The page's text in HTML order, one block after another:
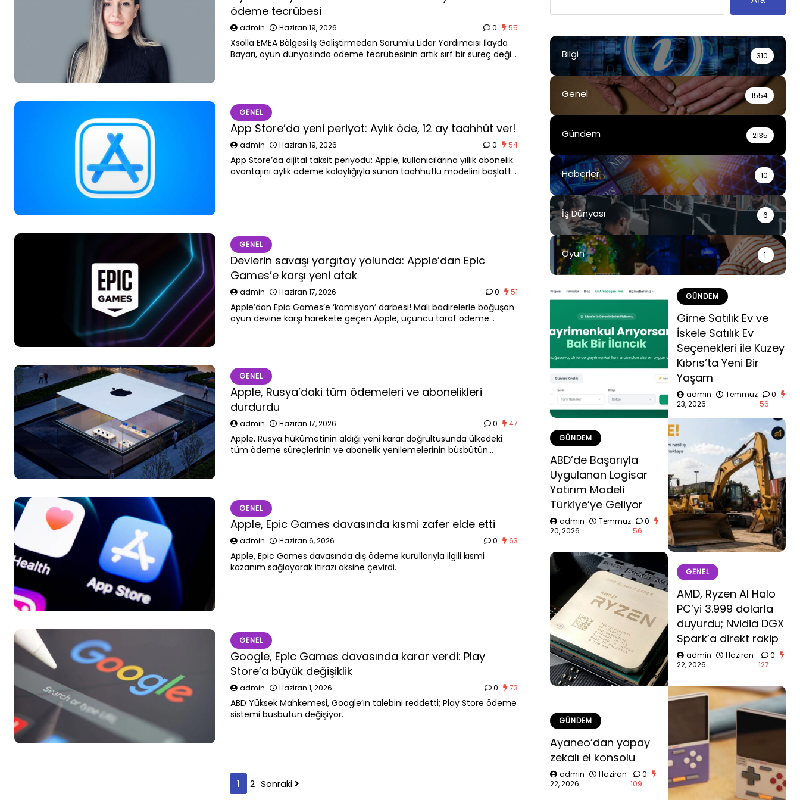
ödeme tecrübesi
admin Haziran 19, 2026 0 55
Xsolla EMEA Bölgesi İş Geliştirmeden Sorumlu Lider Yardımcısı İlayda
Bayarı, oyun dünyasında ödeme tecrübesinin artık sırf bir süreç değil,
GENEL
App Store’da yeni periyot: Aylık öde, 12 ay taahhüt ver!
admin Haziran 19, 2026 0 54
App Store’da dijital taksit periyodu: Apple, kullanıcılarına yıllık abonelik
avantajını aylık ödeme kolaylığıyla sunan taahhütlü modelini başlattı.
GENEL
Devlerin savaşı yargıtay yolunda: Apple’dan Epic
Games’e karşı yeni atak
admin Haziran 17, 2026 0 51
Apple’dan Epic Games’e ‘komisyon’ darbesi! Mali badirelerle boğuşan
oyun devine karşı harekete geçen Apple, üçüncü taraf ödeme
GENEL
Apple, Rusya’daki tüm ödemeleri ve abonelikleri
durdurdu
admin Haziran 17, 2026 0 47
Apple, Rusya hükümetinin aldığı yeni karar doğrultusunda ülkedeki
tüm ödeme süreçlerinin ve abonelik yenilemelerinin büsbütün
GENEL
Apple, Epic Games davasında kısmi zafer elde etti
admin Haziran 6, 2026 0 63
Apple, Epic Games davasında dış ödeme kurullarıyla ilgili kısmi
kazanım sağlayarak itirazı aksine çevirdi.
GENEL
Google, Epic Games davasında karar verdi: Play
Store’a büyük değişiklik
admin Haziran 1, 2026 0 73
ABD Yüksek Mahkemesi, Google’ın talebini reddetti; Play Store ödeme
sistemi büsbütün değişiyor.
1 2 Sonraki
Bilgi 310
Genel 1554
Gündem 2135
Haberler 10
İş Dünyası 6
Oyun 1
GÜNDEM
Girne Satılık Ev ve
İskele Satılık Ev
Seçenekleri ile Kuzey
Kıbrıs’ta Yeni Bir
Yaşam
admin
Temmuz
23, 2026
0
56
GÜNDEM
ABD’de Başarıyla
Uygulanan Logisar
Yatırım Modeli
Türkiye’ye Geliyor
admin
Temmuz
20, 2026
0
56
GENEL
AMD, Ryzen AI Halo
PC’yi 3.999 dolarla
duyurdu; Nvidia DGX
Spark’a direkt rakip
admin
Haziran
22, 2026
0
127
GÜNDEM
Ayaneo’dan yapay
zekalı el konsolu
admin
Haziran
22, 2026
0
109